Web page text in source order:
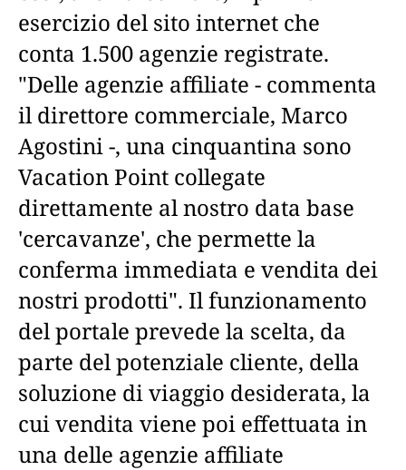
esercizio del sito internet che
conta 1.500 agenzie registrate.
"Delle agenzie affiliate - commenta
il direttore commerciale, Marco
Agostini -, una cinquantina sono
Vacation Point collegate
direttamente al nostro data base
'cercavanze', che permette la
conferma immediata e vendita dei
nostri prodotti". Il funzionamento
del portale prevede la scelta, da
parte del potenziale cliente, della
soluzione di viaggio desiderata, la
cui vendita viene poi effettuata in
una delle agenzie affiliate